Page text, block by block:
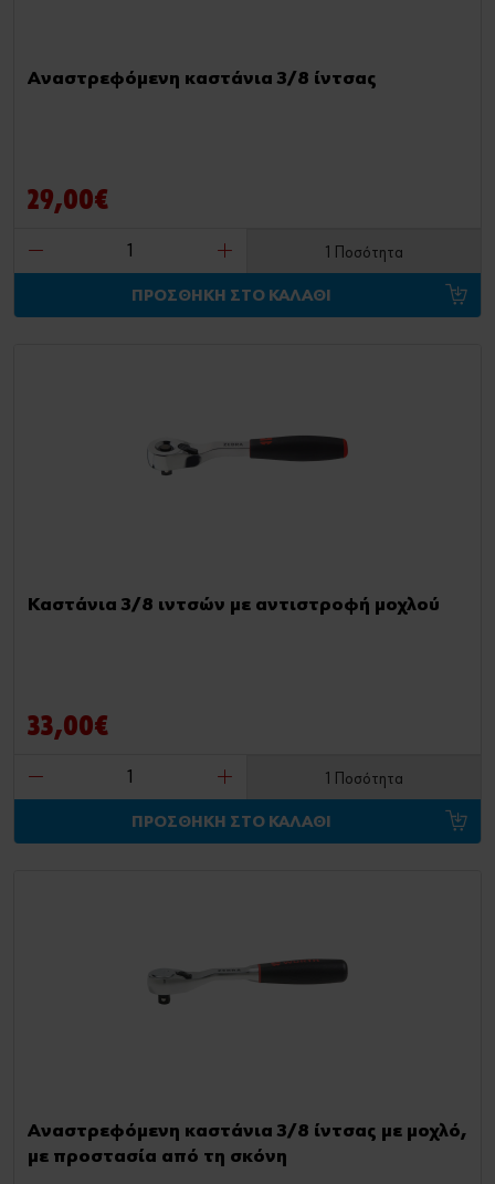
Αναστρεφόμενη καστάνια 3/8 ίντσας
29,00€
1 Ποσότητα
ΠΡΟΣΘΗΚΗ ΣΤΟ ΚΑΛΑΘΙ
Καστάνια 3/8 ιντσών με αντιστροφή μοχλού
33,00€
1 Ποσότητα
ΠΡΟΣΘΗΚΗ ΣΤΟ ΚΑΛΑΘΙ
Αναστρεφόμενη καστάνια 3/8 ίντσας με μοχλό,
με προστασία από τη σκόνη